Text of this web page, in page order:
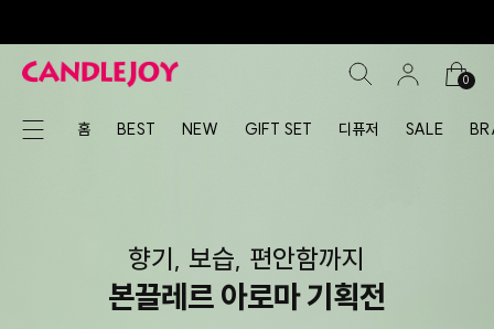
0
홈 BEST NEW GIFT SET 디퓨저 SALE
향기, 보습, 편안함까지
본끌레르 아로마 기획전